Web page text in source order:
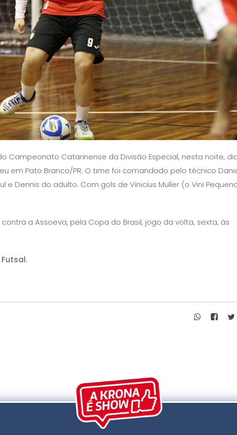
Campeonato Catarinense da Divisão Especial, nesta noite,
em Pato Branco/PR. O time foi comandado pelo técnico
e Dennis do adulto. Com gols de Vinicius Muller (o Vini
a Assoeva, pela Copa do Brasil, jogo da volta, sexta, às